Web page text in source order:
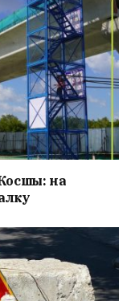
на